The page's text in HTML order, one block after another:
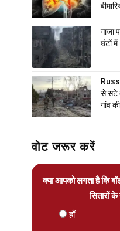
गाजा
घंटों में
से सटे
गांव
वोट जरूर करें
क्या आपको लगता है कि
सितारों
हाँ